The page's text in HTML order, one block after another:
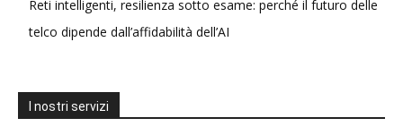
Reti intelligenti, resilienza sotto esame: perché il futuro delle
telco dipende dall’affidabilità dell’AI
I nostri servizi